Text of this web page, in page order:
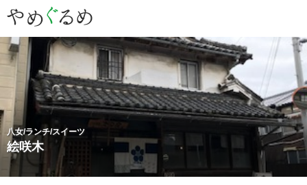
八女/ランチ/スイーツ
絵咲木